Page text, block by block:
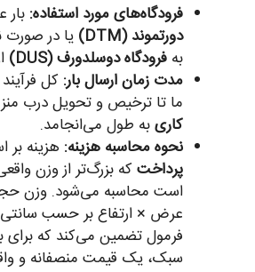
فرودگاه‌های مورد استفاده: بار
دورتموند (DTM)
یا در صورت
به فرودگاه دوسلدورف (DUS)
مدت زمان ارسال بار: کل
ما تا ترخیص و تحویل درب
کاریبه طول می‌انجامد.
نحوه محاسبه هزینه: هزینه
پرداخت که بزرگ‌تر از وزن
است محاسبه می‌شود. وزن
فرمول تضمین می‌کند که برای
سبک، یک قیمت منصفانه و